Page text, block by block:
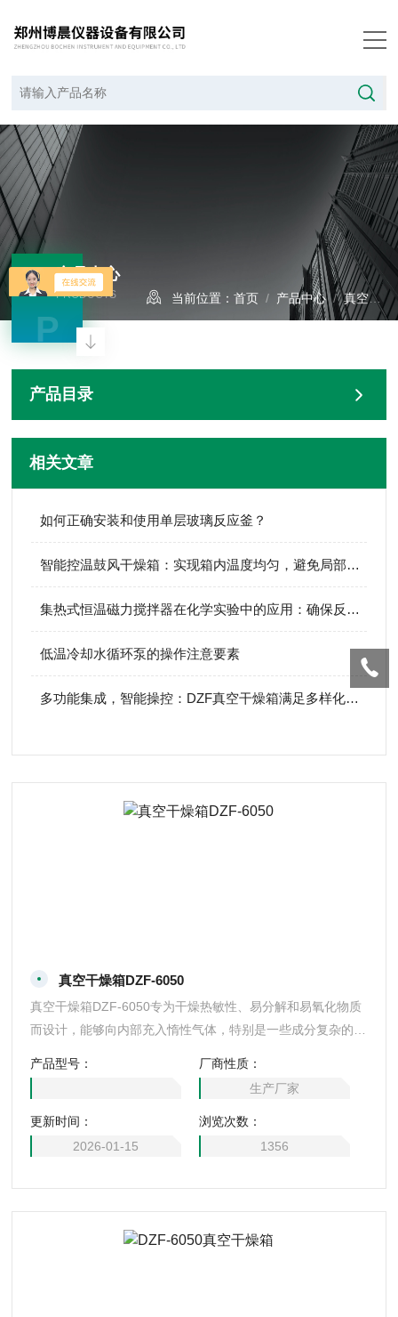
产品中心
PRODUCTS
P
当前位置：首页 / 产品中心/真空干燥箱系列
产品目录
相关文章
如何正确安装和使用单层玻璃反应釜？
智能控温鼓风干燥箱：实现箱内温度均匀，避免局部温差
集热式恒温磁力搅拌器在化学实验中的应用：确保反应条件的稳定与精确
低温冷却水循环泵的操作注意要素
多功能集成，智能操控：DZF真空干燥箱满足多样化干燥需求，提升工作效率
真空干燥箱DZF-6050
真空干燥箱DZF-6050专为干燥热敏性、易分解和易氧化物质
而设计，能够向内部充入惰性气体，特别是一些成分复杂的物
产品型号：
厂商性质：
生产厂家
更新时间：
2026-01-15
浏览次数：
1356